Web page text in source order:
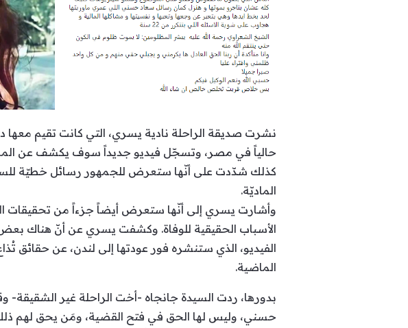
نشرت صديقة الراحلة نادية يسري، التي كانت تقيم
حالياً في مصر، وتسجّل فيديو جديداً سوف يكشف عن
كذلك شدّدت على أنّها ستعرض للجمهور رسائل خطيّة
الماديّة.
وأشارت يسري إلى أنّها ستعرض أيضاً جزءاً من تحقيقات
الأسباب الحقيقية للوفاة. وكشفت يسري عن أنّ هناك
الفيديو، الذي ستنشره فور عودتها إلى لندن، عن حقائق
الماضية.
بدورها، ردت السيدة جانجاه -أخت الراحلة غير
حسني، وليس لها الحق في فتح القضية، ومَن يحق لهم